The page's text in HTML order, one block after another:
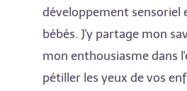
développement sensoriel
bébés. J'y partage mon
mon enthousiasme dans
pétiller les yeux de vos